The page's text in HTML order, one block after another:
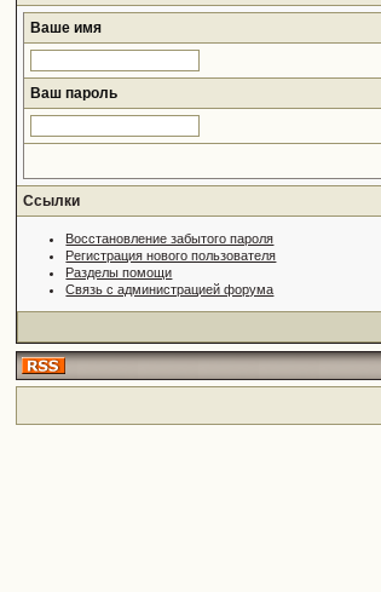
Ваше имя
Ваш пароль
Ссылки
Восстановление забытого пароля
Регистрация нового пользователя
Разделы помощи
Связь с администрацией форума